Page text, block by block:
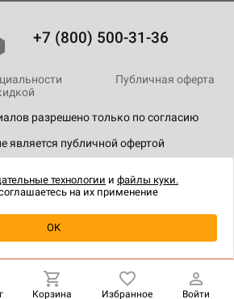
о наличии
+7 (800) 500-31-36
разрешено только по согласию
является публичной офертой
Публичная оферта
Корзина Избранное Войти
технологии и файлы куки.
на их применение
OK